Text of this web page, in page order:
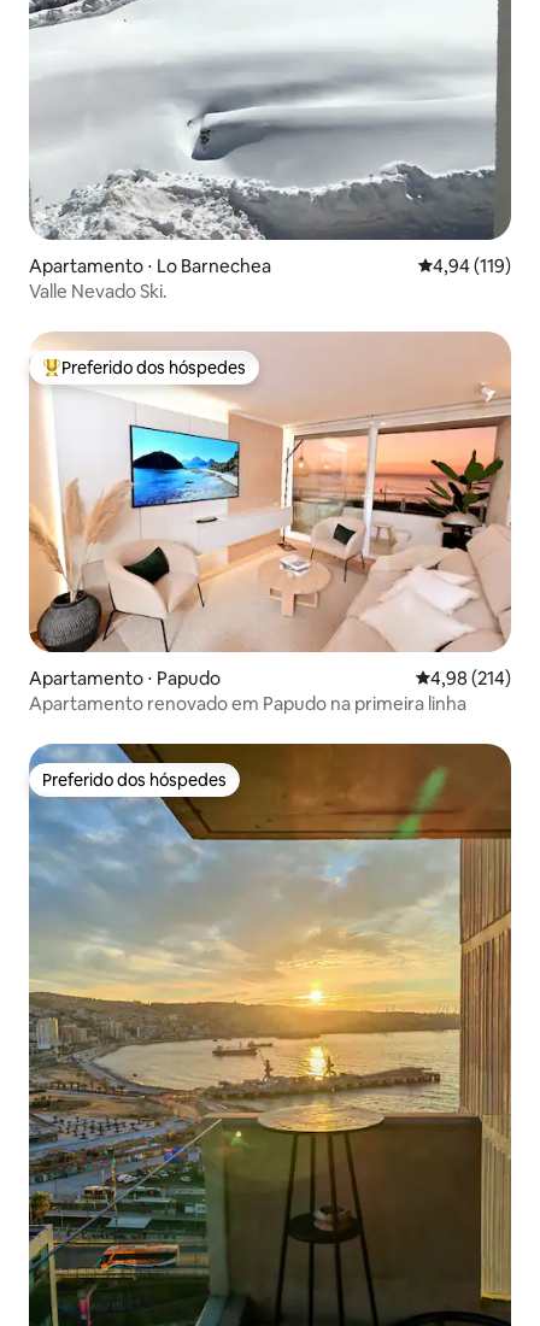
Apartamento ⋅ Lo Barnechea 4,94 de uma
4,94 (119)
Valle Nevado Ski.
Entre os melhores preferidos dos hóspedes
Preferido dos hóspedes
Apartamento ⋅ Papudo 4,98 de uma
4,98 (214)
Apartamento renovado em Papudo na primeira linha
Preferido dos hóspedes
Preferido dos hóspedes